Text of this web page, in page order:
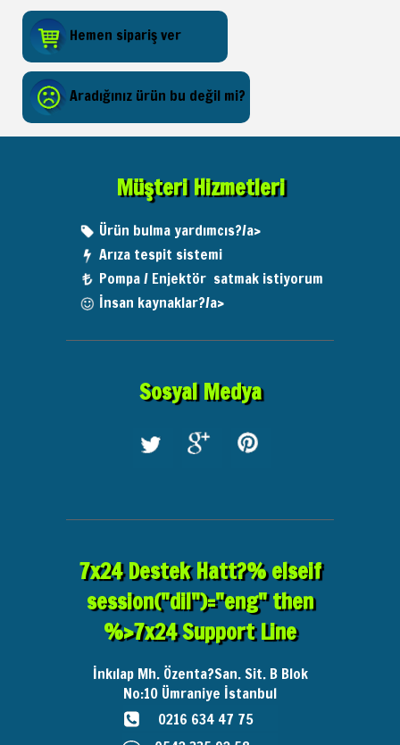
Hemen sipariş ver
Aradığınız ürün bu değil mi?
Müşteri Hizmetleri
Ürün bulma yardımcıs?/a>
Arıza tespit sistemi
Pompa / Enjektör satmak istiyorum
İnsan kaynaklar?/a>
Sosyal Medya
7x24 Destek Hatt?% elseif
session("dil")="eng" then
%>7x24 Support Line
İnkılap Mh. Özenta?San. Sit. B Blok
No:10 Ümraniye İstanbul
0216 634 47 75